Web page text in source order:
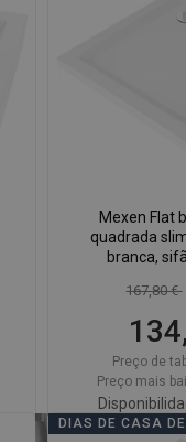
Mexen Flat
quadrada
branca,
167,80 €
Preço de
Preço mais
DIAS DE CASA